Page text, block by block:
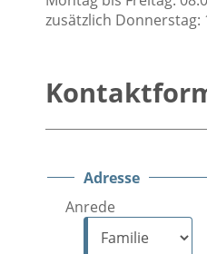
zusätzlich Donnerstag:
Adresse
Anrede